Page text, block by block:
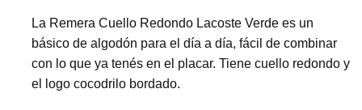
La Remera Cuello Redondo Lacoste Verde es un
básico de algodón para el día a día, fácil de combinar
con lo que ya tenés en el placar. Tiene cuello redondo y
el logo cocodrilo bordado.